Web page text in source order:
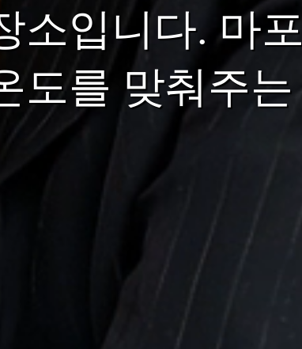
소입니다. 마
도를 맞춰주